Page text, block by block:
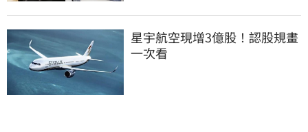
星宇航空現增3億股！認股規畫
一次看